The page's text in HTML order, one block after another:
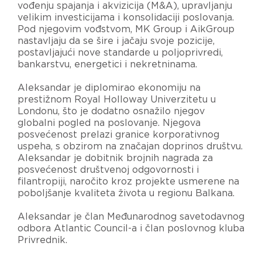
vođenju spajanja i akvizicija (M&A), upravljanju
velikim investicijama i konsolidaciji poslovanja.
Pod njegovim vođstvom, MK Group i AikGroup
nastavljaju da se šire i jačaju svoje pozicije,
postavljajući nove standarde u poljoprivredi,
bankarstvu, energetici i nekretninama.
Aleksandar je diplomirao ekonomiju na
prestižnom Royal Holloway Univerzitetu u
Londonu, što je dodatno osnažilo njegov
globalni pogled na poslovanje. Njegova
posvećenost prelazi granice korporativnog
uspeha, s obzirom na značajan doprinos društvu.
Aleksandar je dobitnik brojnih nagrada za
posvećenost društvenoj odgovornosti i
filantropiji, naročito kroz projekte usmerene na
poboljšanje kvaliteta života u regionu Balkana.
Aleksandar je član Međunarodnog savetodavnog
odbora Atlantic Council-a i član poslovnog kluba
Privrednik.